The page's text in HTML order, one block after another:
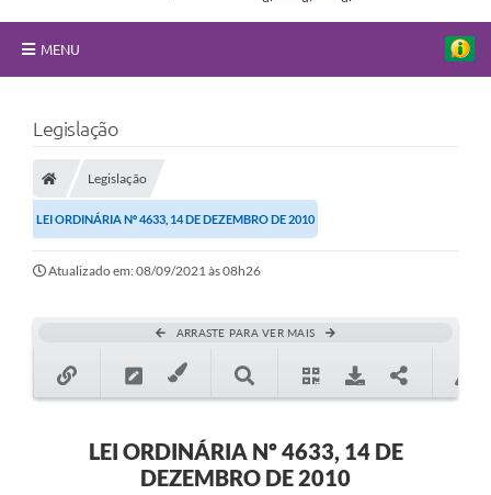
MENU
Principal
Nossa Cidade
Secretarias
Atos Oficiais
Programa Famílias Fortes
Contratação de estagiário - estudante de Direito -
Legislação
Legislação
LEI ORDINÁRIA Nº 4633, 14 DE DEZEMBRO DE 2010
Atualizado em: 08/09/2021 às 08h26
ARRASTE PARA VER MAIS
LEI ORDINÁRIA Nº 4633, 14 DE
DEZEMBRO DE 2010